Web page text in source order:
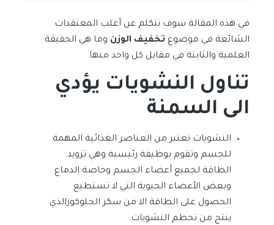
في هذه المقالة سوف نتكلم عن أغلب المعتقدات
الشائعة في موضوع تخفيف الوزن وما هي الحقيقة
العلمية والثابتة في مقابل كل واحد منها.
تناول النشويات يؤدي
الى السمنة
النشويات تعتبر من العناصر الغذائية المهمة
للجسم وتقوم بوظيفة رئيسية وهي تزويد
الطاقة لجميع أعضاء الجسم وخاصة الدماغ
وبعض الأعضاء الحيوية التي لا تستطيع
الحصول على الطاقة الا من سكر الجلوكوزالذي
ينتج من تحطم النشويات.